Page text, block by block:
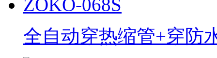
全自动穿热缩管+穿防